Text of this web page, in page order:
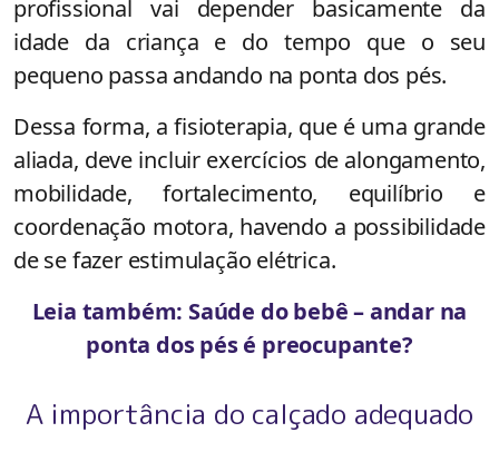
profissional vai depender basicamente da
idade da criança e do tempo que o seu
pequeno passa andando na ponta dos pés.
Dessa forma, a fisioterapia, que é uma grande
aliada, deve incluir exercícios de alongamento,
mobilidade, fortalecimento, equilíbrio e
coordenação motora, havendo a possibilidade
de se fazer estimulação elétrica.
Leia também: Saúde do bebê – andar na
ponta dos pés é preocupante?
A importância do calçado adequado